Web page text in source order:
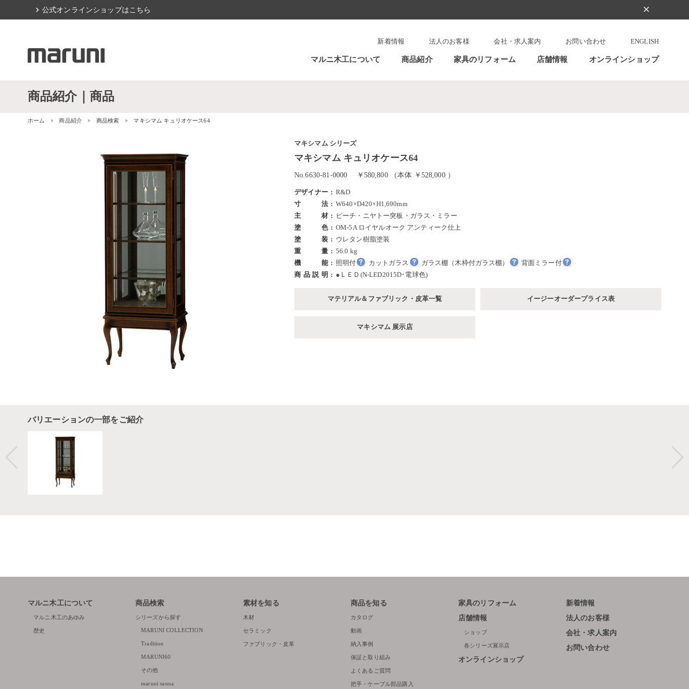
chevron_right 公式オンラインショップはこちら clear
マルニ木工について 商品紹介 家具のリフォーム 店舗情報 オンラインショップ
新着情報 法人のお客様 会社・求人案内 お問い合わせ ENGLISH
商品紹介｜商品
ホーム 商品紹介 商品検索 マキシマム キュリオケース64
マキシマム シリーズ
マキシマム キュリオケース64
No.6630-81-0000 ￥580,800 （本体 ￥528,000 ）
デザイナー
R&D
寸法
W640×D420×H1,690mm
主材
ビーチ・ニヤトー突板・ガラス・ミラー
塗色
OM-5A ロイヤルオーク アンティーク仕上
塗装
ウレタン樹脂塗装
重量
56.0 kg
機能
照明付 カットガラス ガラス棚（木枠付ガラス棚）
背面ミラー付
商品説明
●ＬＥＤ(N-LED2015D･電球色)
マテリアル＆ファブリック・皮革一覧 イージーオーダープライス表
マキシマム 展示店
バリエーションの一部をご紹介
マルニ木工について
マルニ木工のあゆみ
歴史
商品検索
シリーズから探す
MARUNI COLLECTION
Tradition
MARUNI60
その他
maruni sauna
素材を知る
木材
セラミック
ファブリック・皮革
商品を知る
カタログ
動画
納入事例
保証と取り組み
よくあるご質問
把手・ケーブル部品購入
家具のリフォーム
店舗情報
ショップ
各シリーズ展示店
オンラインショップ
新着情報
法人のお客様
会社・求人案内
お問い合わせ